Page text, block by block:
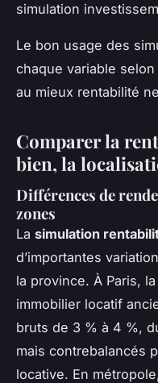
simulation
Le bon usage des
chaque variable
au mieux rentabilité
Comparer la
bien, la
Différences de
zones
La simulation
d’importantes
la province. À Paris,
immobilier locatif
bruts de 3 % à 4 %,
mais contrebalancés
locative. En